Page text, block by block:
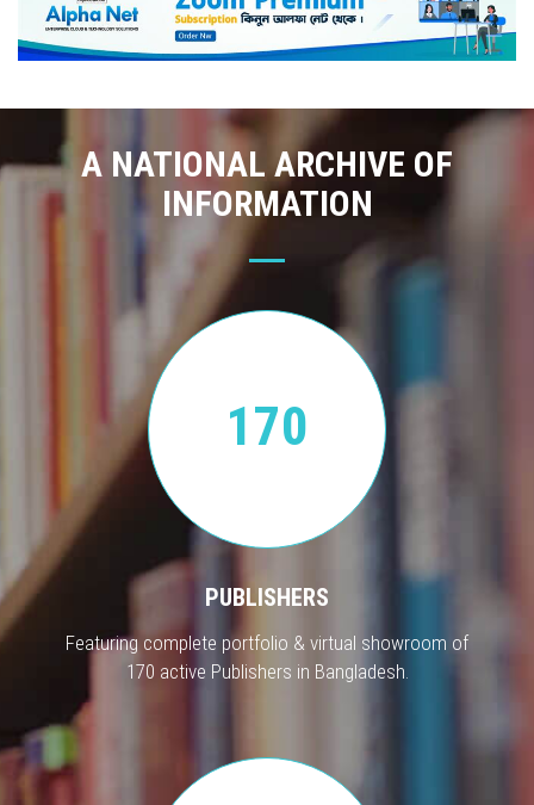
A NATIONAL ARCHIVE OF
INFORMATION
170
PUBLISHERS
Featuring complete portfolio & virtual showroom of
170 active Publishers in Bangladesh.